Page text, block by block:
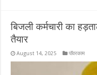
बिजली कर्मचारी का
तैयार
August 14, 2025 पॉवरकाम